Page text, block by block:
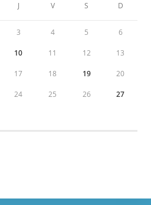
J V S D
3 4 5 6
10 11 12 13
17 18 19 20
24 25 26 27